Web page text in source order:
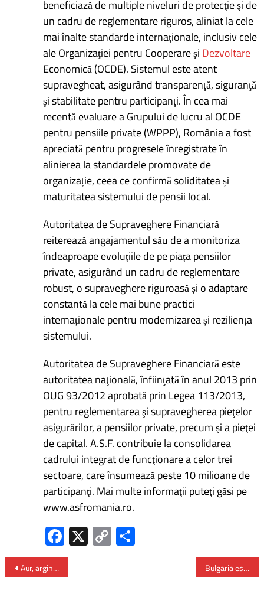
beneficiază de multiple niveluri de protecţie şi de
un cadru de reglementare riguros, aliniat la cele
mai înalte standarde internaţionale, inclusiv cele
ale Organizaţiei pentru Cooperare şi Dezvoltare
Economică (OCDE). Sistemul este atent
supravegheat, asigurând transparenţă, siguranţă
şi stabilitate pentru participanţi. În cea mai
recentă evaluare a Grupului de lucru al OCDE
pentru pensiile private (WPPP), România a fost
apreciată pentru progresele înregistrate în
alinierea la standardele promovate de
organizație, ceea ce confirmă soliditatea și
maturitatea sistemului de pensii local.
Autoritatea de Supraveghere Financiară
reiterează angajamentul său de a monitoriza
îndeaproape evoluțiile de pe piața pensiilor
private, asigurând un cadru de reglementare
robust, o supraveghere riguroasă și o adaptare
constantă la cele mai bune practici
internaționale pentru modernizarea și reziliența
sistemului.
Autoritatea de Supraveghere Financiară este
autoritatea naţională, înfiinţată în anul 2013 prin
OUG 93/2012 aprobată prin Legea 113/2013,
pentru reglementarea şi supravegherea pieţelor
asigurărilor, a pensiilor private, precum şi a pieţei
de capital. A.S.F. contribuie la consolidarea
cadrului integrat de funcţionare a celor trei
sectoare, care însumează peste 10 milioane de
participanţi. Mai multe informaţii puteţi găsi pe
www.asfromania.ro.
Fa
ce
b
X C
o
Aur, argint şi bronz european pentru România la Tir cu Arcul Bulgaria este pe ultimul loc în UE la comerțul online